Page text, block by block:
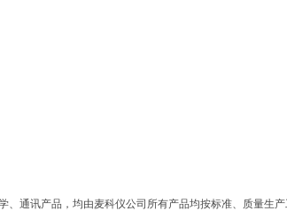
、通讯产品，均由麦科仪公司所有产品均按标准、质量生